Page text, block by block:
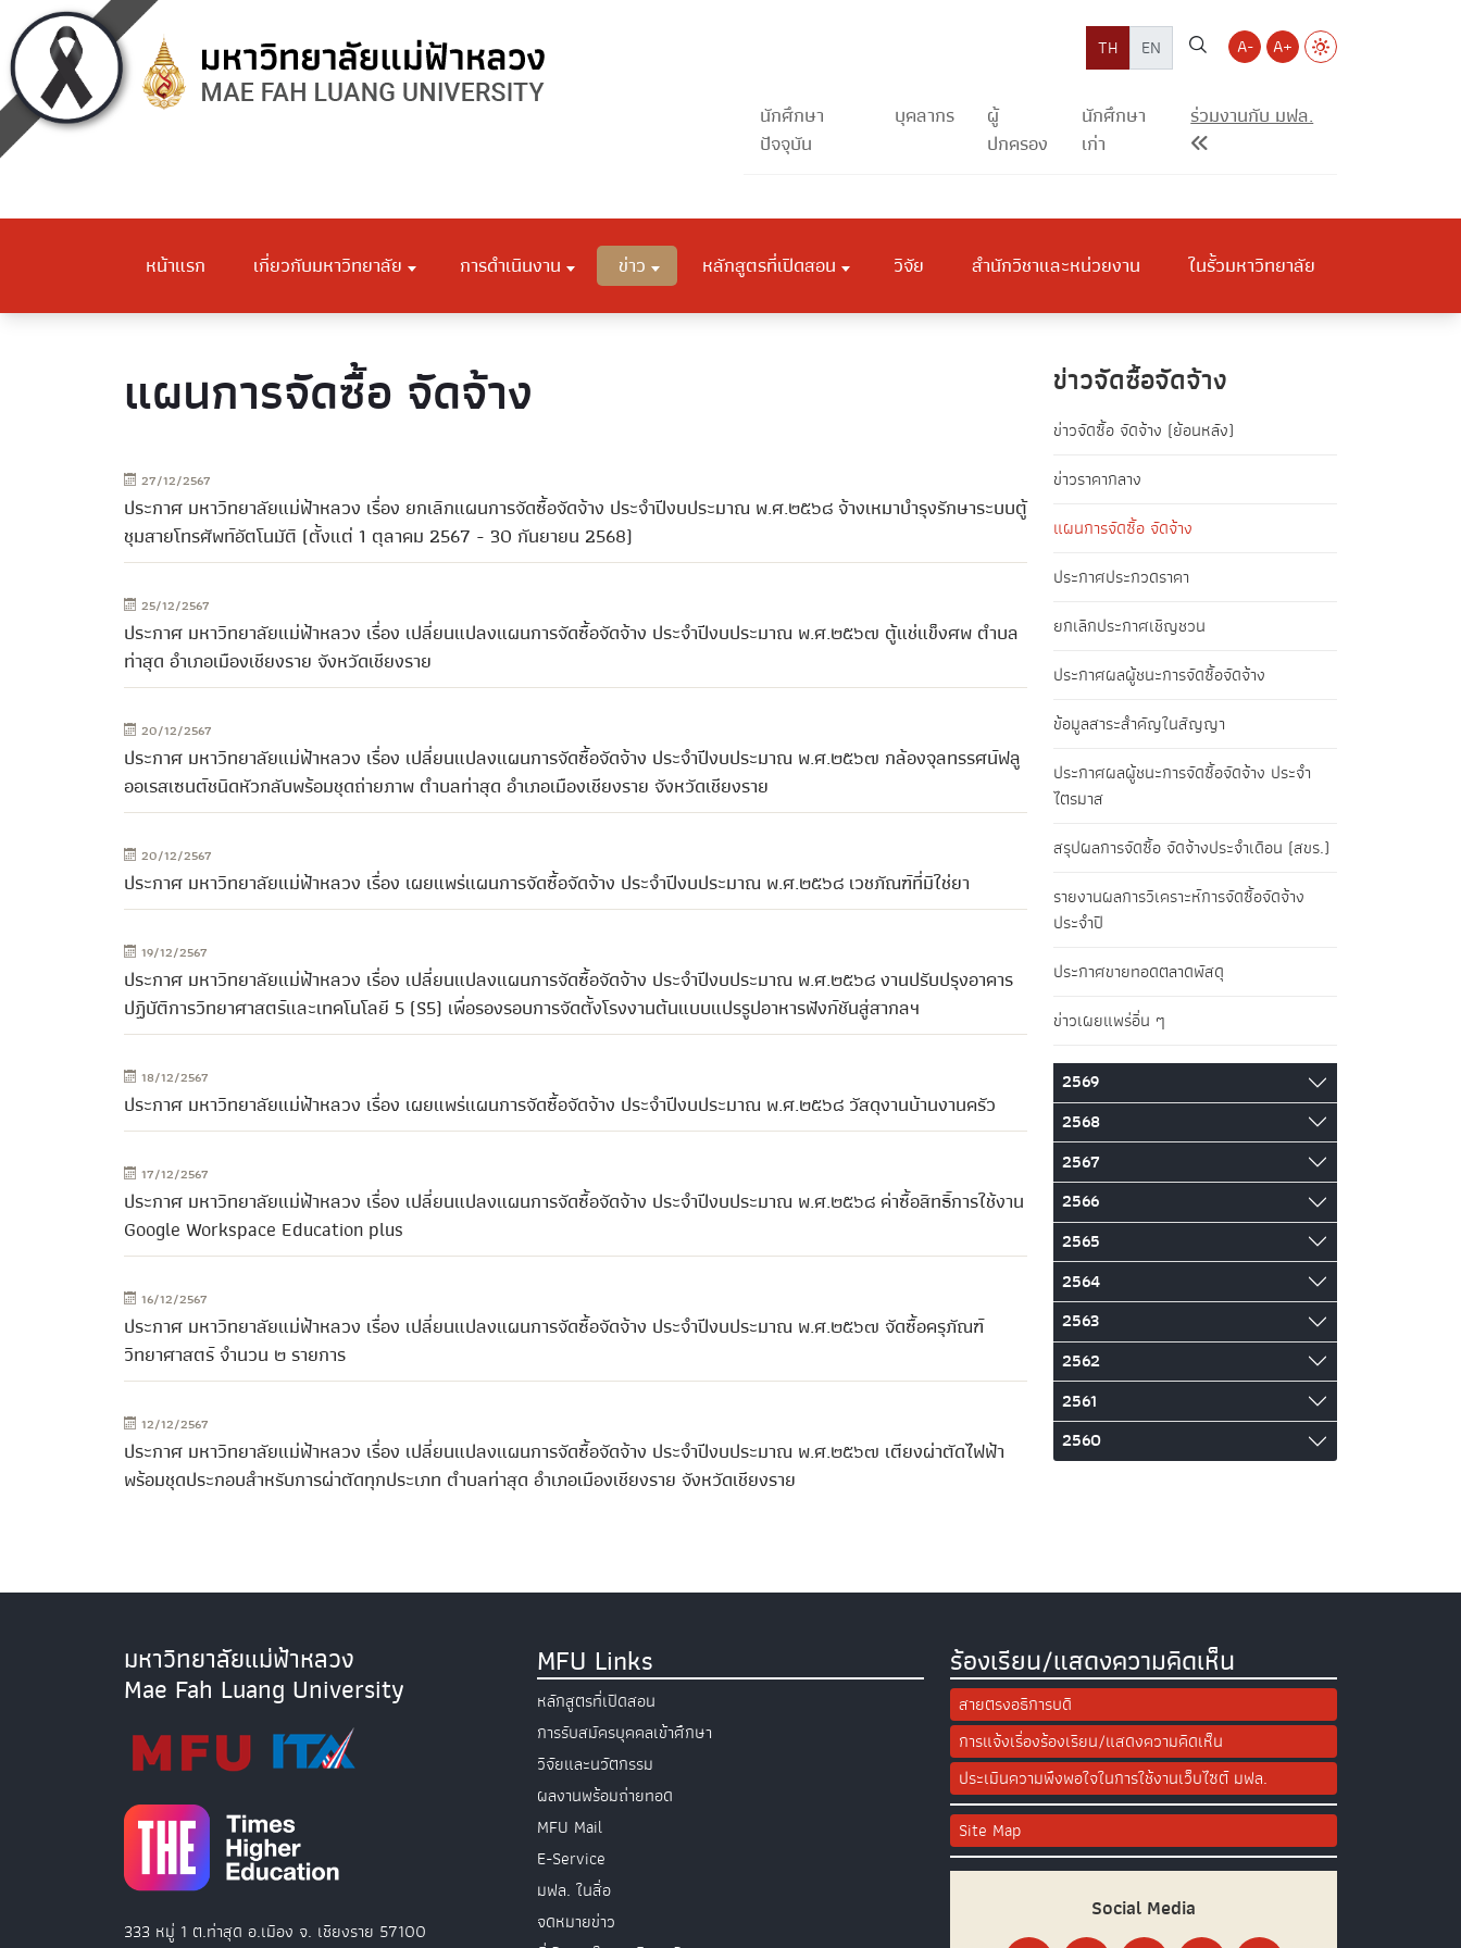
TH EN A- A+
นักศึกษา
ปัจจุบัน
บุคลากร
ผู้
ปกครอง
นักศึกษา
เก่า
ร่วมงานกับ มฟล.
หน้าแรก เกี่ยวกับมหาวิทยาลัย การดำเนินงาน ข่าว หลักสูตรที่เปิดสอน วิจัย สำนักวิชาและหน่วยงาน ในรั้วมหาวิทยาลัย
แผนการจัดซื้อ จัดจ้าง
27/12/2567
ประกาศ มหาวิทยาลัยแม่ฟ้าหลวง เรื่อง ยกเลิกแผนการจัดซื้อจัดจ้าง ประจำปีงบประมาณ พ.ศ.๒๕๖๘ จ้างเหมาบำรุงรักษาระบบตู้
ชุมสายโทรศัพท์อัตโนมัติ (ตั้งแต่ 1 ตุลาคม 2567 - 30 กันยายน 2568)
25/12/2567
ประกาศ มหาวิทยาลัยแม่ฟ้าหลวง เรื่อง เปลี่ยนแปลงแผนการจัดซื้อจัดจ้าง ประจำปีงบประมาณ พ.ศ.๒๕๖๗ ตู้แช่แข็งศพ ตำบล
ท่าสุด อำเภอเมืองเชียงราย จังหวัดเชียงราย
20/12/2567
ประกาศ มหาวิทยาลัยแม่ฟ้าหลวง เรื่อง เปลี่ยนแปลงแผนการจัดซื้อจัดจ้าง ประจำปีงบประมาณ พ.ศ.๒๕๖๗ กล้องจุลทรรศน์ฟลู
ออเรสเซนต์ชนิดหัวกลับพร้อมชุดถ่ายภาพ ตำบลท่าสุด อำเภอเมืองเชียงราย จังหวัดเชียงราย
20/12/2567
ประกาศ มหาวิทยาลัยแม่ฟ้าหลวง เรื่อง เผยแพร่แผนการจัดซื้อจัดจ้าง ประจำปีงบประมาณ พ.ศ.๒๕๖๘ เวชภัณฑ์ที่มิใช่ยา
19/12/2567
ประกาศ มหาวิทยาลัยแม่ฟ้าหลวง เรื่อง เปลี่ยนแปลงแผนการจัดซื้อจัดจ้าง ประจำปีงบประมาณ พ.ศ.๒๕๖๘ งานปรับปรุงอาคาร
ปฏิบัติการวิทยาศาสตร์และเทคโนโลยี 5 (S5) เพื่อรองรอบการจัดตั้งโรงงานต้นแบบแปรรูปอาหารฟังก์ชันสู่สากลฯ
18/12/2567
ประกาศ มหาวิทยาลัยแม่ฟ้าหลวง เรื่อง เผยแพร่แผนการจัดซื้อจัดจ้าง ประจำปีงบประมาณ พ.ศ.๒๕๖๘ วัสดุงานบ้านงานครัว
17/12/2567
ประกาศ มหาวิทยาลัยแม่ฟ้าหลวง เรื่อง เปลี่ยนแปลงแผนการจัดซื้อจัดจ้าง ประจำปีงบประมาณ พ.ศ.๒๕๖๘ ค่าซื้อสิทธิ์การใช้งาน
Google Workspace Education plus
16/12/2567
ประกาศ มหาวิทยาลัยแม่ฟ้าหลวง เรื่อง เปลี่ยนแปลงแผนการจัดซื้อจัดจ้าง ประจำปีงบประมาณ พ.ศ.๒๕๖๗ จัดซื้อครุภัณฑ์
วิทยาศาสตร์ จำนวน ๒ รายการ
12/12/2567
ประกาศ มหาวิทยาลัยแม่ฟ้าหลวง เรื่อง เปลี่ยนแปลงแผนการจัดซื้อจัดจ้าง ประจำปีงบประมาณ พ.ศ.๒๕๖๗ เตียงผ่าตัดไฟฟ้า
พร้อมชุดประกอบสำหรับการผ่าตัดทุกประเภท ตำบลท่าสุด อำเภอเมืองเชียงราย จังหวัดเชียงราย
ข่าวจัดซื้อจัดจ้าง
ข่าวจัดซื้อ จัดจ้าง (ย้อนหลัง)
ข่าวราคากลาง
แผนการจัดซื้อ จัดจ้าง
ประกาศประกวดราคา
ยกเลิกประกาศเชิญชวน
ประกาศผลผู้ชนะการจัดซื้อจัดจ้าง
ข้อมูลสาระสำคัญในสัญญา
ประกาศผลผู้ชนะการจัดซื้อจัดจ้าง ประจำ
ไตรมาส
สรุปผลการจัดซื้อ จัดจ้างประจำเดือน (สขร.)
รายงานผลการวิเคราะห์การจัดซื้อจัดจ้าง
ประจำปี
ประกาศขายทอดตลาดพัสดุ
ข่าวเผยแพร่อื่น ๆ
2569
2568
2567
2566
2565
2564
2563
2562
2561
2560
มหาวิทยาลัยแม่ฟ้าหลวง
Mae Fah Luang University
333 หมู่ 1 ต.ท่าสุด อ.เมือง จ. เชียงราย 57100
MFU Links
หลักสูตรที่เปิดสอน
การรับสมัครบุคคลเข้าศึกษา
วิจัยและนวัตกรรม
ผลงานพร้อมถ่ายทอด
MFU Mail
E-Service
มฟล. ในสื่อ
จดหมายข่าว
ร้องเรียน/แสดงความคิดเห็น
สายตรงอธิการบดี
การแจ้งเรื่องร้องเรียน/แสดงความคิดเห็น
ประเมินความพึงพอใจในการใช้งานเว็บไซต์ มฟล.
Site Map
Social Media